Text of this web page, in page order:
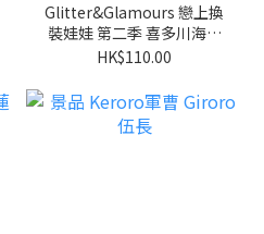
Glitter&Glamours 戀上換
裝娃娃 第二季 喜多川海夢
Winter 制服
HK$110.00